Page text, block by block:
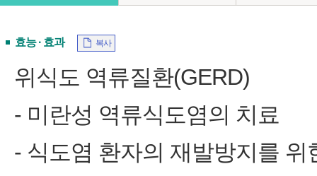
효능 · 효과 복사
위식도 역류질환(GERD)
‑ 미란성 역류식도염의 치료
‑ 식도염 환자의 재발방지를